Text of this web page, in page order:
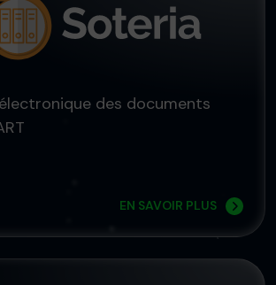
des documents
EN SAVOIR PLUS